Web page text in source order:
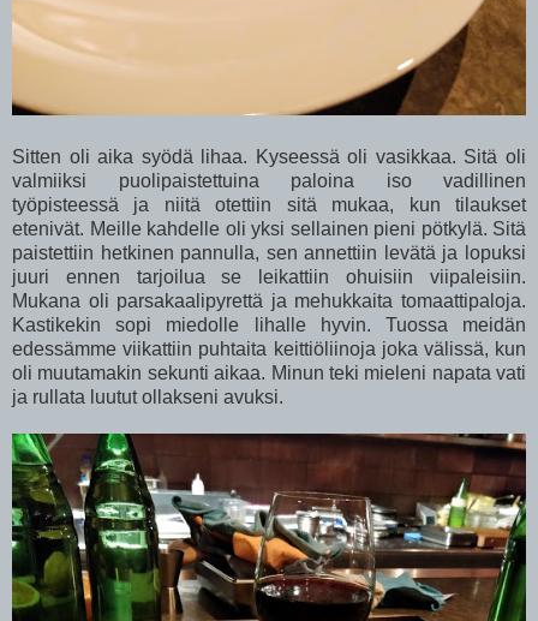
Sitten oli aika syödä lihaa. Kyseessä oli vasikkaa. Sitä oli
valmiiksi puolipaistettuina paloina iso vadillinen
työpisteessä ja niitä otettiin sitä mukaa, kun tilaukset
etenivät. Meille kahdelle oli yksi sellainen pieni pötkylä. Sitä
paistettiin hetkinen pannulla, sen annettiin levätä ja lopuksi
juuri ennen tarjoilua se leikattiin ohuisiin viipaleisiin.
Mukana oli parsakaalipyrettä ja mehukkaita tomaattipaloja.
Kastikekin sopi miedolle lihalle hyvin. Tuossa meidän
edessämme viikattiin puhtaita keittiöliinoja joka välissä, kun
oli muutamakin sekunti aikaa. Minun teki mieleni napata vati
ja rullata luutut ollakseni avuksi.